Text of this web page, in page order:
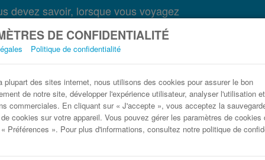
DE CONFIDENTIALITÉ
Politique de confidentialité
plupart des sites internet, nous utilisons des cookies pour assurer le bon
de notre site, développer l'expérience utilisateur, analyser l'utilisation
commerciales. En cliquant sur « J'accepte », vous acceptez la
cookies sur votre appareil. Vous pouvez gérer les paramètres de cookies
Préférences ». Pour plus d'informations, consultez notre politique de
devez savoir, lorsque vous voyagez
Bus Algésiras Barcelone pas cher
Trouvez votre billet de bus moins cher